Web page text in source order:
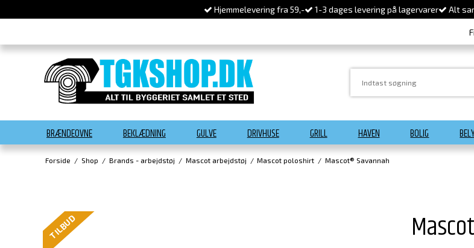
Hjemmelevering fra 59,- 1-3 dages levering på lagervarer Alt
BRÆNDEOVNE BEKLÆDNING GULVE DRIVHUSE GRILL HAVEN BOLIG
Forside / Shop / Brands - arbejdstøj / Mascot arbejdstøj / Mascot poloshirt / Mascot® Savannah
TILBUD